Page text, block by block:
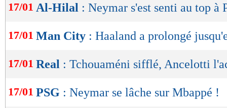
17/01 Al-Hilal : Neymar s'est senti au top à
17/01 Man City : Haaland a prolongé
17/01 Real : Tchouaméni sifflé, Ancelotti
17/01 PSG : Neymar se lâche sur Mbappé !